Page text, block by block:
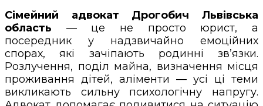
Сімейний адвокат Дрогобич Львівська
область — це не просто юрист, а
посередник у надзвичайно емоційних
спорах, які зачіпають родинні зв’язки.
Розлучення, поділ майна, визначення місця
проживання дітей, аліменти — усі ці теми
викликають сильну психологічну напругу.